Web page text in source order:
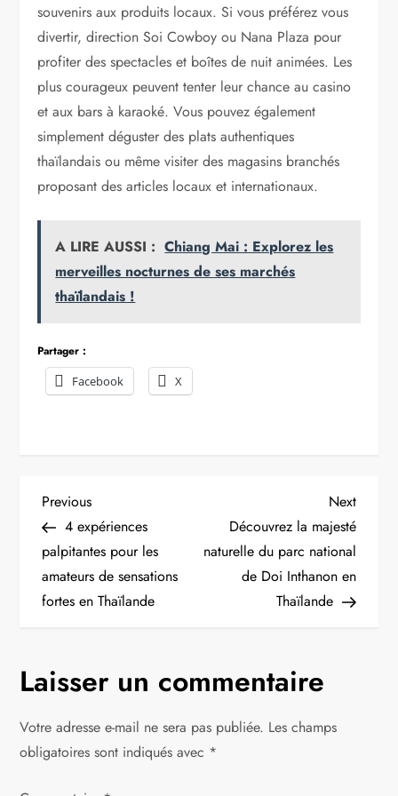
souvenirs aux produits locaux. Si vous préférez vous
divertir, direction Soi Cowboy ou Nana Plaza pour
profiter des spectacles et boîtes de nuit animées. Les
plus courageux peuvent tenter leur chance au casino
et aux bars à karaoké. Vous pouvez également
simplement déguster des plats authentiques
thaïlandais ou même visiter des magasins branchés
proposant des articles locaux et internationaux.
A LIRE AUSSI : Chiang Mai : Explorez les
merveilles nocturnes de ses marchés
thaïlandais !
Partager :
Facebook
X
N
a
v
g
a
t
Previous
Post
Previous
4 expériences
palpitantes pour les
amateurs de sensations
fortes en Thaïlande
Next
Post
Next
Découvrez la majesté
naturelle du parc national
de Doi Inthanon en
Thaïlande
Laisser un commentaire
Votre adresse e-mail ne sera pas publiée. Les champs
obligatoires sont indiqués avec *